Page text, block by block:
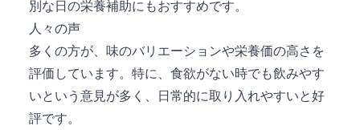
別な日の栄養補助にもおすすめです。
人々の声
多くの方が、味のバリエーションや栄養価の高さを
評価しています。特に、食欲がない時でも飲みやす
いという意見が多く、日常的に取り入れやすいと好
評です。